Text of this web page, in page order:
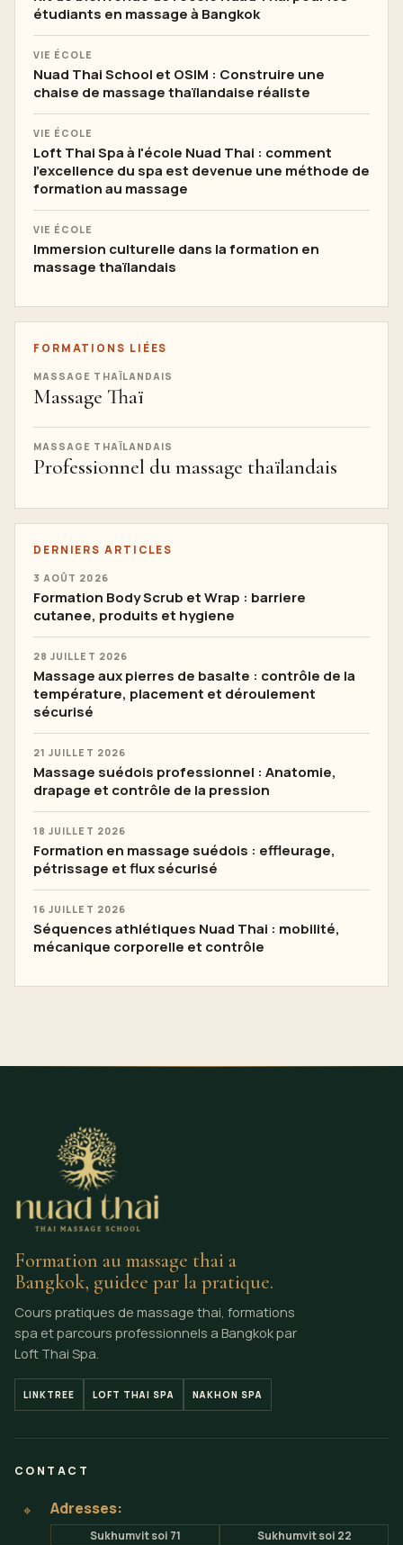
étudiants en massage à Bangkok
VIE ÉCOLE
Nuad Thai School et OSIM : Construire une
chaise de massage thaïlandaise réaliste
VIE ÉCOLE
Loft Thai Spa à l'école Nuad Thai : comment
l'excellence du spa est devenue une méthode de
formation au massage
VIE ÉCOLE
Immersion culturelle dans la formation en
massage thaïlandais
FORMATIONS LIÉES
MASSAGE THAÏLANDAIS
Massage Thaï
MASSAGE THAÏLANDAIS
Professionnel du massage thaïlandais
DERNIERS ARTICLES
3 AOÛT 2026
Formation Body Scrub et Wrap : barriere
cutanee, produits et hygiene
28 JUILLET 2026
Massage aux pierres de basalte : contrôle de la
température, placement et déroulement
sécurisé
21 JUILLET 2026
Massage suédois professionnel : Anatomie,
drapage et contrôle de la pression
18 JUILLET 2026
Formation en massage suédois : effleurage,
pétrissage et flux sécurisé
16 JUILLET 2026
Séquences athlétiques Nuad Thai : mobilité,
mécanique corporelle et contrôle
Formation au massage thai a
Bangkok, guidee par la pratique.
Cours pratiques de massage thai, formations
spa et parcours professionnels a Bangkok par
Loft Thai Spa.
LINKTREE LOFT THAI SPA NAKHON SPA
CONTACT
⌖ Adresses:
Sukhumvit soi 71 Sukhumvit soi 22